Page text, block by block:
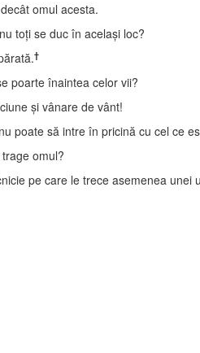
omul acesta.
toţi se duc în acelaşi loc?
†
poarte înaintea celor vii?
şi vânare de vânt!
poate să intre în pricină cu cel ce
omul?
pe care le trece asemenea